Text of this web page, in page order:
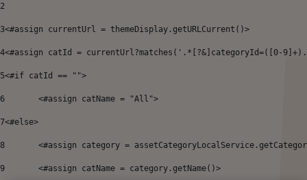
2
3<#assign currentUrl = themeDisplay.getURLCurrent()>
4<#assign catId =
5<#if catId == "">
6
	<#assign catName = "All">
7<#else>
8
<#assign category =
9
	<#assign catName = category.getName()>